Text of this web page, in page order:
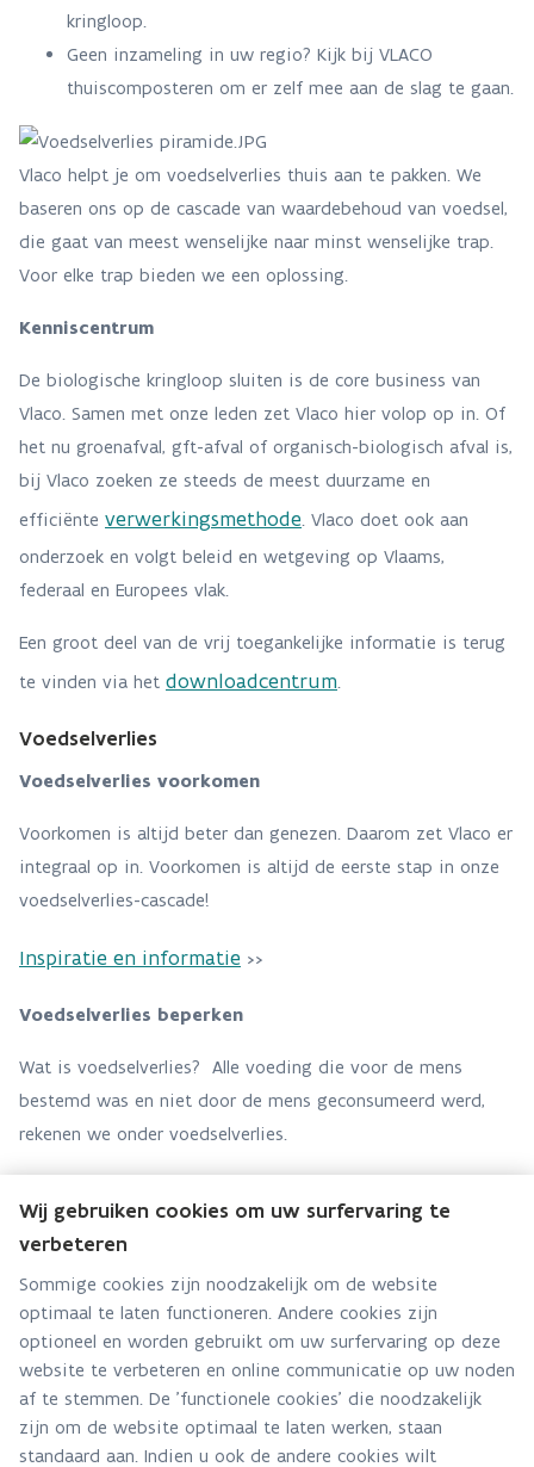
kringloop.
Geen inzameling in uw regio? Kijk bij VLACO
thuiscomposteren om er zelf mee aan de slag te gaan.
Vlaco helpt je om voedselverlies thuis aan te pakken. We
baseren ons op de cascade van waardebehoud van voedsel,
die gaat van meest wenselijke naar minst wenselijke trap.
Voor elke trap bieden we een oplossing.
Kenniscentrum
De biologische kringloop sluiten is de core business van
Vlaco. Samen met onze leden zet Vlaco hier volop op in. Of
het nu groenafval, gft-afval of organisch-biologisch afval is,
bij Vlaco zoeken ze steeds de meest duurzame en
efficiënte verwerkingsmethode. Vlaco doet ook aan
onderzoek en volgt beleid en wetgeving op Vlaams,
federaal en Europees vlak.
Een groot deel van de vrij toegankelijke informatie is terug
te vinden via het downloadcentrum.
Voedselverlies
Voedselverlies voorkomen
Voorkomen is altijd beter dan genezen. Daarom zet Vlaco er
integraal op in. Voorkomen is altijd de eerste stap in onze
voedselverlies-cascade!
Inspiratie en informatie >>
Voedselverlies beperken
Wat is voedselverlies? Alle voeding die voor de mens
bestemd was en niet door de mens geconsumeerd werd,
rekenen we onder voedselverlies.
Kringlopen doen we samen
Particulieren kunnen thuis de biologische kringloop sluiten.
Tuinresten en keukenafval zijn bouwstenen in de
kringlooptuin.
Vlaco promoot het thuiskringlopen via thuiscomposteren,
beperken voedselverlies, houden van kippen, gebruik van
Wij gebruiken cookies om uw surfervaring te
verbeteren
Sommige cookies zijn noodzakelijk om de website
optimaal te laten functioneren. Andere cookies zijn
optioneel en worden gebruikt om uw surfervaring op deze
website te verbeteren en online communicatie op uw noden
af te stemmen. De 'functionele cookies' die noodzakelijk
zijn om de website optimaal te laten werken, staan
standaard aan. Indien u ook de andere cookies wilt